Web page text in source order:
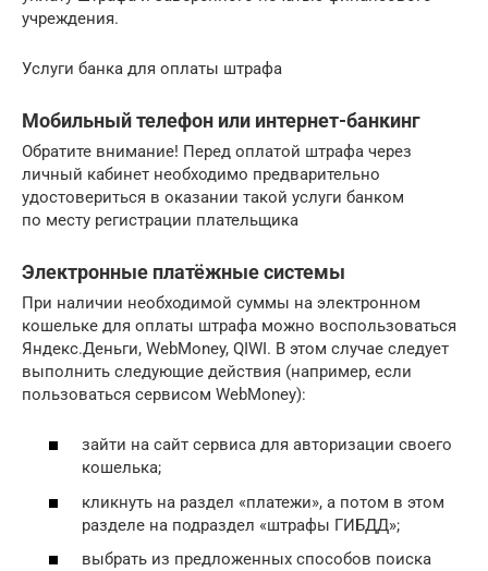
учреждения.
Услуги банка для оплаты штрафа
Мобильный телефон или интернет-банкинг
Обратите внимание! Перед оплатой штрафа через
личный кабинет необходимо предварительно
удостовериться в оказании такой услуги банком
по месту регистрации плательщика
Электронные платёжные системы
При наличии необходимой суммы на электронном
кошельке для оплаты штрафа можно воспользоваться
Яндекс.Деньги, WebMoney, QIWI. В этом случае следует
выполнить следующие действия (например, если
пользоваться сервисом WebMoney):
зайти на сайт сервиса для авторизации своего
кошелька;
кликнуть на раздел «платежи», а потом в этом
разделе на подраздел «штрафы ГИБДД»;
выбрать из предложенных способов поиска